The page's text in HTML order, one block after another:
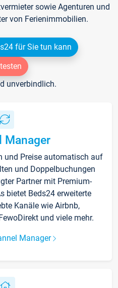
sowie Agenturen und
von Ferienimmobilien.
für Sie tun kann
unverbindlich.
Manager
und Preise automatisch auf
und Doppelbuchungen
Partner mit Premium-
bietet Beds24 erweiterte
Kanäle wie Airbnb,
und viele mehr.
Manager